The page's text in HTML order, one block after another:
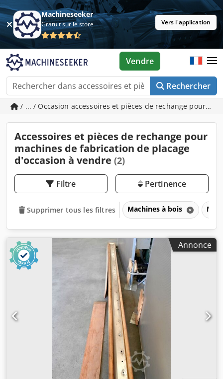
Machineseeker
Gratuit sur le store Vers l'application
Rechercher
Vendre
/ ... / Occasion accessoires et pièces de rechange pour
Accessoires et pièces de rechange pour
machines de fabrication de placage
d'occasion à vendre (2)
Filtre Pertinence
Supprimer tous les filtres Machines à bois
Annonce